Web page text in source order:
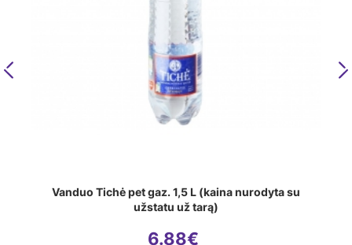
Previous
Vanduo Tichė pet gaz. 1,5 L (kaina nurodyta su
užstatu už tarą)
6.88€